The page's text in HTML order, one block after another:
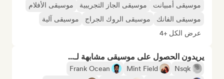
موسيقى أمبيانت موسيقى الجاز التجريبية
موسيقى الأفلام
موسيقى الفانك
موسيقى الروك الجراج
موسيقى آلية
عرض الكل +4
يريدون الحصول على موسيقى مشابهة لـ...
Nsqk
Mint Field
Frank Ocean